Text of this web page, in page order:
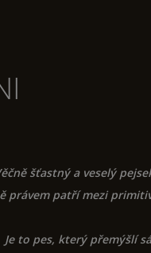
šťastný a veselý
právem patří mezi
Je to pes, který přemýšlí